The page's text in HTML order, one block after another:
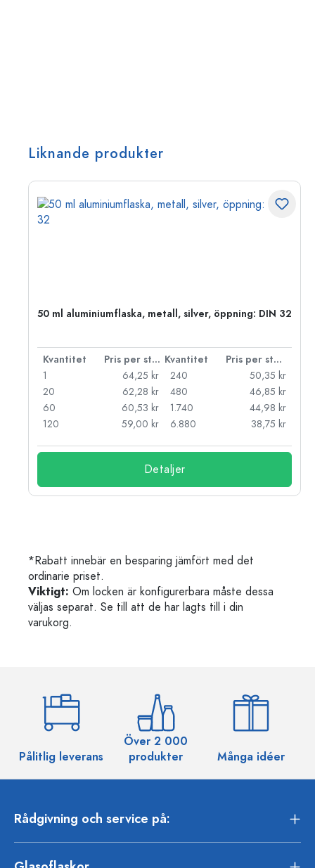
Liknande produkter
50 ml aluminiumflaska, metall, silver, öppning: DIN 32
Kvantitet Pris per styck Kvantitet
Pris per styck
1
64,25 kr
20
62,28 kr
60
60,53 kr
120
59,00 kr
240
50,35 kr
480
46,85 kr
1.740
44,98 kr
6.880
38,75 kr
Detaljer
*Rabatt innebär en besparing jämfört med det
ordinarie priset.
Viktigt: Om locken är konfigurerbara måste dessa
väljas separat. Se till att de har lagts till i din
varukorg.
Pålitlig leverans
Över 2 000
produkter
Många idéer
Rådgivning och service på: